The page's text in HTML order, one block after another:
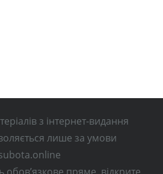
з інтернет-видання
лише за умови
обов’язкове пряме, відкрите